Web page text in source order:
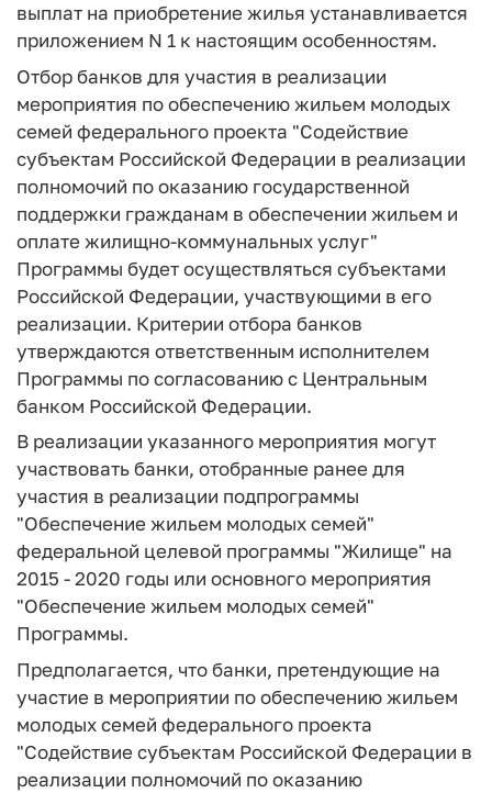
выплат на приобретение жилья устанавливается
приложением N 1 к настоящим особенностям.
Отбор банков для участия в реализации
мероприятия по обеспечению жильем молодых
семей федерального проекта "Содействие
субъектам Российской Федерации в реализации
полномочий по оказанию государственной
поддержки гражданам в обеспечении жильем и
оплате жилищно-коммунальных услуг"
Программы будет осуществляться субъектами
Российской Федерации, участвующими в его
реализации. Критерии отбора банков
утверждаются ответственным исполнителем
Программы по согласованию с Центральным
банком Российской Федерации.
В реализации указанного мероприятия могут
участвовать банки, отобранные ранее для
участия в реализации подпрограммы
"Обеспечение жильем молодых семей"
федеральной целевой программы "Жилище" на
2015 - 2020 годы или основного мероприятия
"Обеспечение жильем молодых семей"
Программы.
Предполагается, что банки, претендующие на
участие в мероприятии по обеспечению жильем
молодых семей федерального проекта
"Содействие субъектам Российской Федерации в
реализации полномочий по оказанию